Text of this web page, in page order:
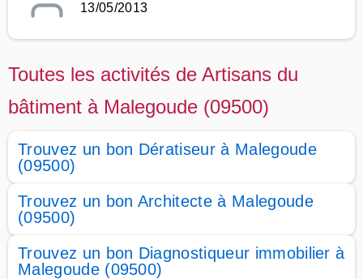
13/05/2013
Toutes les activités de Artisans du
bâtiment à Malegoude (09500)
Trouvez un bon Dératiseur à Malegoude
(09500)
Trouvez un bon Architecte à Malegoude
(09500)
Trouvez un bon Diagnostiqueur immobilier à
Malegoude (09500)